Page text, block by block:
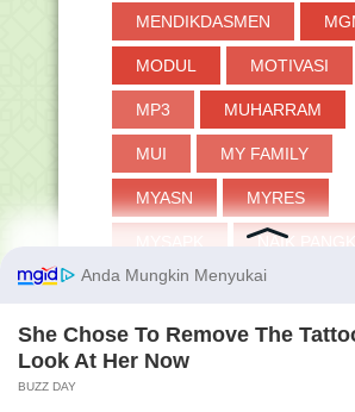
MENDIKDASMEN
MODUL MOTIVASI
MP3 MUHARRAM
MUI MY FAMILY
MYASN MYRES
NAIK
NASIONAL
NPSN NU OMI
OPINI